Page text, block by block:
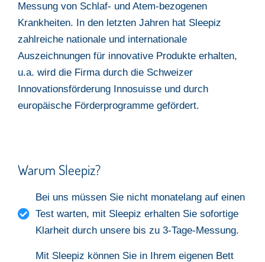
Messung von Schlaf- und Atem-bezogenen
Krankheiten. In den letzten Jahren hat Sleepiz
zahlreiche nationale und internationale
Auszeichnungen für innovative Produkte erhalten,
u.a. wird die Firma durch die Schweizer
Innovationsförderung Innosuisse und durch
europäische Förderprogramme gefördert.
Warum Sleepiz?
Bei uns müssen Sie nicht monatelang auf einen
Test warten, mit Sleepiz erhalten Sie sofortige
Klarheit durch unsere bis zu 3-Tage-Messung.
Mit Sleepiz können Sie in Ihrem eigenen Bett